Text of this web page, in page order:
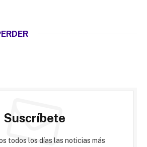
Suscríbete
todos los días las noticias más